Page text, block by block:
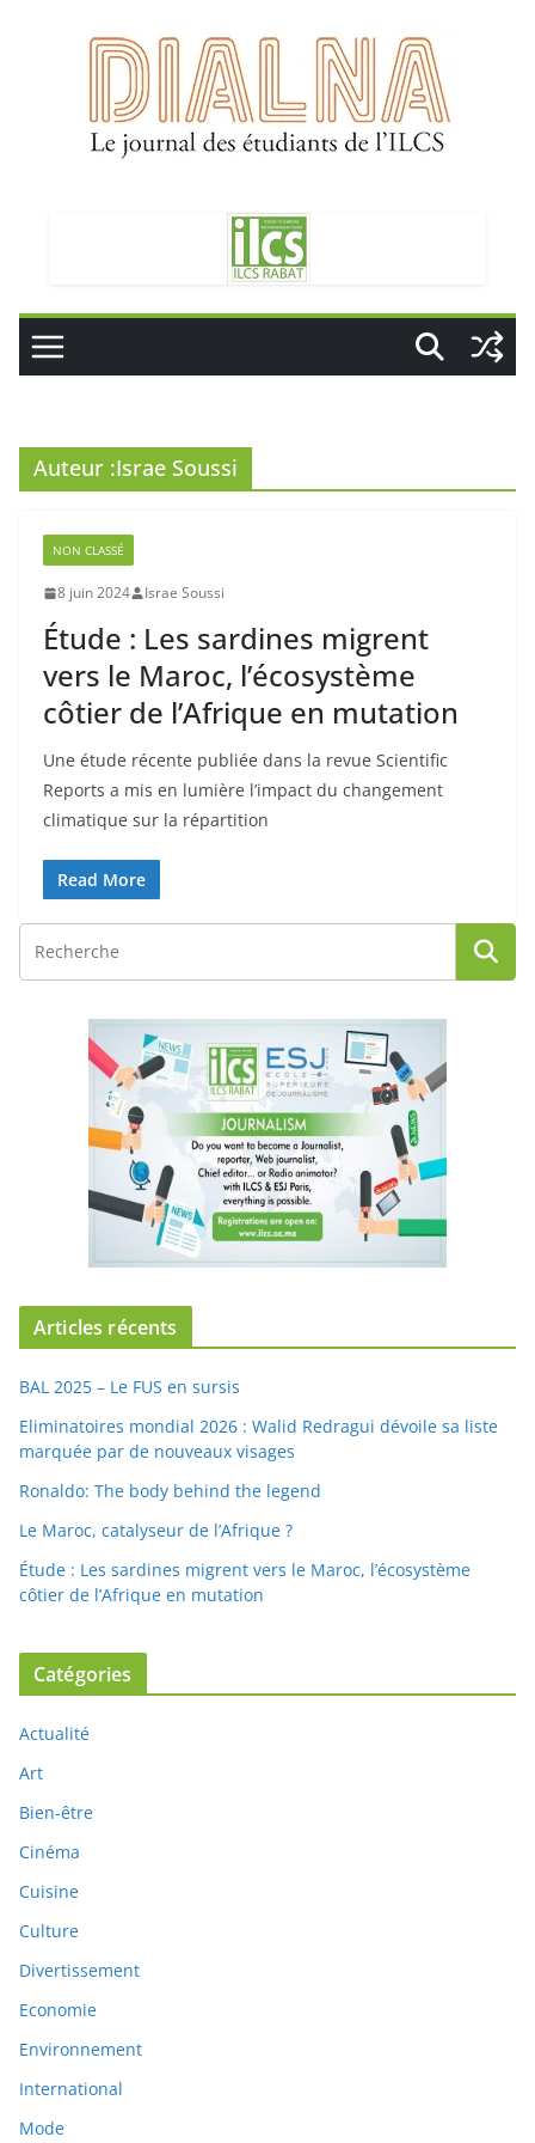
Auteur :Israe Soussi
NON CLASSÉ
8 juin 2024 Israe Soussi
Étude : Les sardines migrent
vers le Maroc, l’écosystème
côtier de l’Afrique en mutation
Une étude récente publiée dans la revue Scientific
Reports a mis en lumière l’impact du changement
climatique sur la répartition
Read More
Articles récents
BAL 2025 – Le FUS en sursis
Eliminatoires mondial 2026 : Walid Redragui dévoile sa liste
marquée par de nouveaux visages
Ronaldo: The body behind the legend
Le Maroc, catalyseur de l’Afrique ?
Étude : Les sardines migrent vers le Maroc, l’écosystème
côtier de l’Afrique en mutation
Catégories
Actualité
Art
Bien-être
Cinéma
Cuisine
Culture
Divertissement
Economie
Environnement
International
Mode